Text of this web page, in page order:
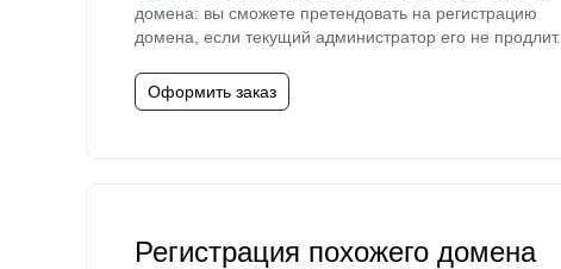
домена: вы сможете претендовать на регистрацию
домена, если текущий администратор его не продлит.
Оформить заказ
Регистрация похожего домена